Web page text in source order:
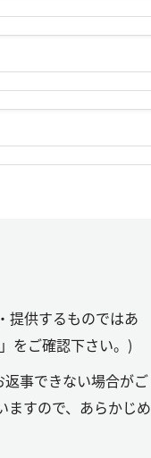
提供するものではあ
をご確認下さい。)
事できない場合がご
ますので、あらかじめ